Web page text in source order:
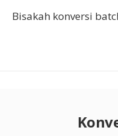
Bisakah konversi